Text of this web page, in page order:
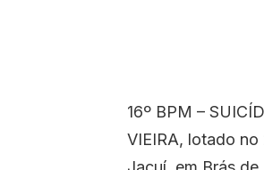
16º BPM –
VIEIRA, lotado